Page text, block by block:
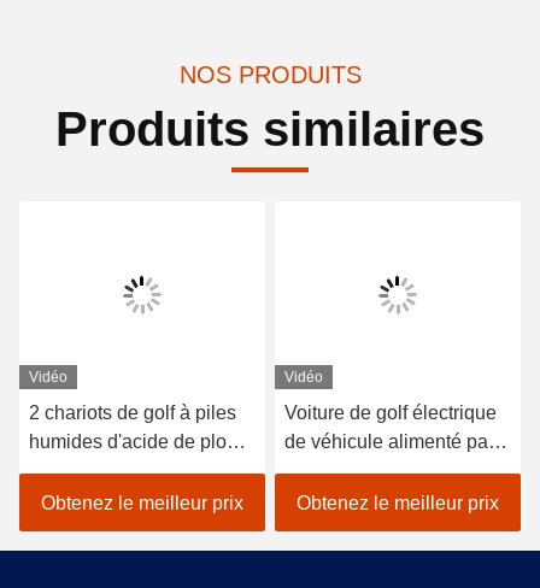
NOS PRODUITS
Produits similaires
Vidéo
2 chariots de golf à piles
humides d'acide de plomb
de sièges/golf avec des
erreurs électrique de
voiture
Obtenez le meilleur prix
Vidéo
Voiture de golf électrique
de véhicule alimenté par
batterie au lithium 48V
EXCAR A1S6 + 2 blanc
Obtenez le meilleur prix